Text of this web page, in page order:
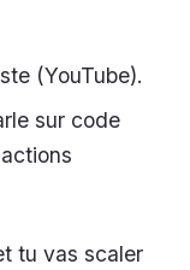
(YouTube).
sur code
tu vas scaler